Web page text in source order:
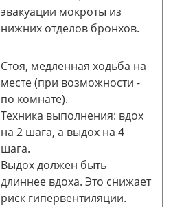
эвакуации мокроты из
нижних отделов бронхов.
Стоя, медленная ходьба на
месте (при возможности -
по комнате).
Техника выполнения: вдох
на 2 шага, а выдох на 4
шага.
Выдох должен быть
длиннее вдоха. Это снижает
риск гипервентиляции.